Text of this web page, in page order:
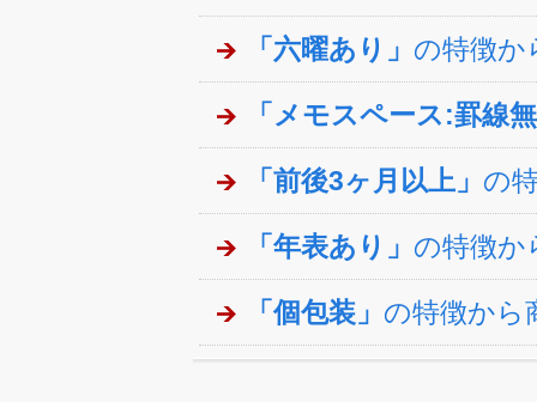
「六曜あり」 の特徴か
「メモスペース:罫線
「前後3ヶ月以上」 の
「年表あり」 の特徴か
「個包装」 の特徴から